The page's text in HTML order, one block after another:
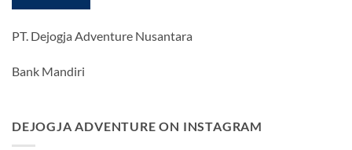
PT. Dejogja Adventure Nusantara
Bank Mandiri
DEJOGJA ADVENTURE ON INSTAGRAM